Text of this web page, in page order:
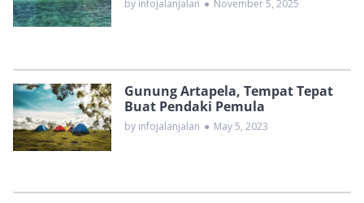
by infojalanjalan ● November 5, 2025
Gunung Artapela, Tempat Tepat
Buat Pendaki Pemula
by infojalanjalan ● May 5, 2023